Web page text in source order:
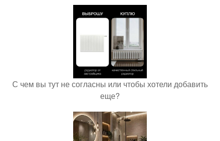
С чем вы тут не согласны или чтобы хотели добавить
еще?